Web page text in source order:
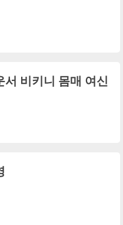
서 비키니 몸매 여신